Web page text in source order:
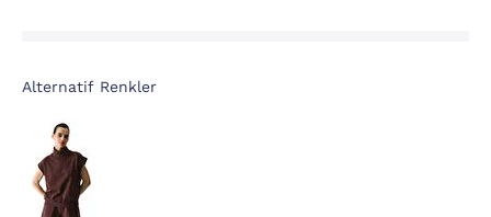
Alternatif Renkler